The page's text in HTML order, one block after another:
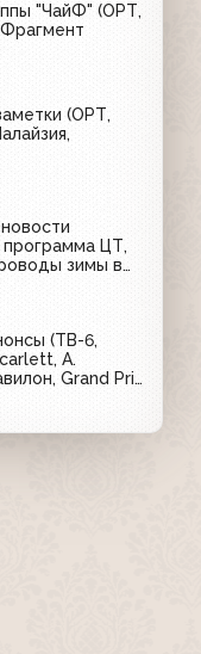
"ЧайФ" (ОРТ,
(ОРТ,
программа ЦТ,
зимы в
(ТВ-6,
А.
Grand Prix